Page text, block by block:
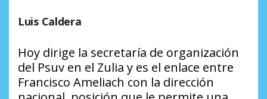
Luis Caldera
Hoy dirige la secretaría de organización
del Psuv en el Zulia y es el enlace entre
Francisco Ameliach con la dirección